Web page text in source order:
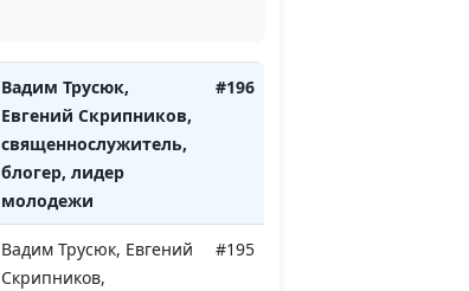
Вадим Трусюк,
Евгений Скрипников,
священнослужитель,
блогер, лидер
молодежи
#196
Вадим Трусюк, Евгений
Скрипников,
#195